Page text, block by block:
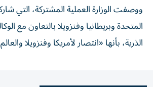
ووصفت الوزارة العملية المشتركة، التي
المتحدة وبريطانيا وفنزويلا بالتعاون مع
الذرية، بأنها «انتصار لأمريكا وفنزويلا